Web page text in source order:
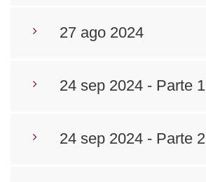
27 ago 2024
24 sep 2024 - Parte 1
24 sep 2024 - Parte 2